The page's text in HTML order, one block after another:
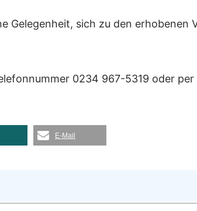
Gelegenheit, sich zu den erhobenen
0234 967-5319 oder per
E-Mail